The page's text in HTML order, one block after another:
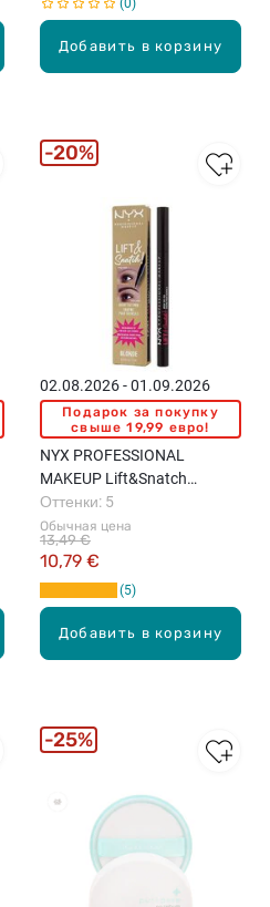
Добавить в корзину
0
Добавить в корзину
02.08.2026 - 01.09.2026
Подарок за покупку
свыше 19,99 евро!
NYX PROFESSIONAL
MAKEUP Lift&Snatch
лайнер для бровей, 1мл
Обычная цена
10,79 €
13,49 €
Оттенки: 5
5
20%
25%